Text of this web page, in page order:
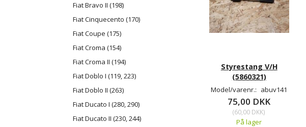
Fiat Bravo II (198)
Fiat Cinquecento (170)
Fiat Coupe (175)
Fiat Croma (154)
Fiat Croma II (194)
Fiat Doblo I (119, 223)
Fiat Doblo II (263)
Fiat Ducato I (280, 290)
Fiat Ducato II (230, 244)
Styrestang V/H
(5860321)
Model/varenr.: abuv141
75,00 DKK
(60,00 DKK)
På lager